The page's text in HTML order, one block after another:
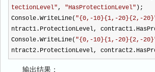
tectionLevel" , "HasProtectionLevel" );
Console.WriteLine( "{0,-10}{1,-20}{2,-20}
ntract1.ProtectionLevel,
Console.WriteLine( "{0,-10}{1,-20}{2,-20}
ntract2.ProtectionLevel,
输出结果：